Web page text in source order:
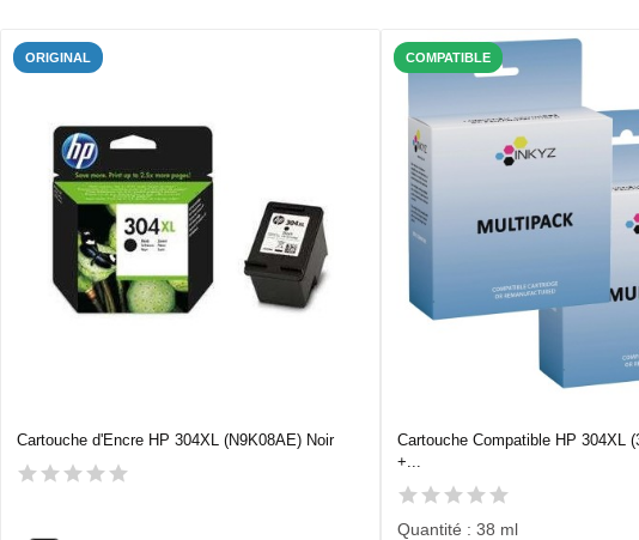
ORIGINAL
Cartouche d'Encre HP 304XL (N9K08AE) Noir
COMPATIBLE
Cartouche Compatible HP 304XL
+...
Quantité : 38 ml